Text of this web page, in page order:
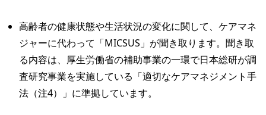
高齢者の健康状態や生活状況の変化に関して、ケアマネ
ジャーに代わって「MICSUS」が聞き取ります。聞き取
る内容は、厚生労働省の補助事業の一環で日本総研が調
査研究事業を実施している「適切なケアマネジメント手
法（注4）」に準拠しています。